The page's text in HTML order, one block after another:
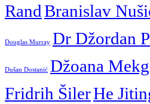
RandBranislav
Douglas Murray Dr Džordan
Dušan Dostanić Džoana
Fridrih ŠilerHe